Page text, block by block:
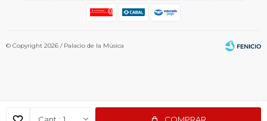
© Copyright 2026 / Palacio de la Música